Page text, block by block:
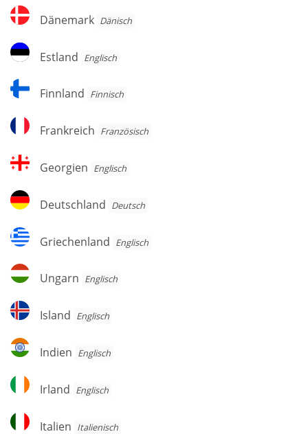
Dänemark
Dänemark Dänisch
Estland
Estland Englisch
Finnland
Finnland Finnisch
Frankreich
Frankreich Französisch
Georgien
Georgien Englisch
Deutschland
Deutschland Deutsch
Griechenland
Griechenland Englisch
Ungarn
Ungarn Englisch
Island
Island Englisch
Indien
Indien Englisch
Irland
Irland Englisch
Italien
Italien Italienisch